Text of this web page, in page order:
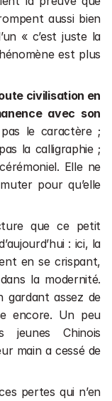
aussi bien
« c’est juste la
est plus
civilisation en
avec son
pas le caractère ;
la calligraphie ;
Elle ne
pour qu’elle
que ce petit
: ici, la
en se crispant,
la modernité.
gardant assez de
encore. Un peu
jeunes Chinois
main a cessé de
pertes qui n’en